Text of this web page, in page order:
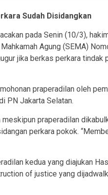
Sudah Disidangkan
pada Senin (10/3),
Agung (SEMA)
jika berkas perkara tindak
praperadilan oleh
PN Jakarta Selatan.
meskipun praperadilan
perkara pokok.
kedua yang diajukan
of justice yang